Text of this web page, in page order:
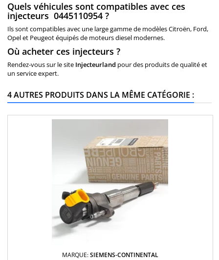
Quels véhicules sont compatibles avec ces
injecteurs 0445110954 ?
Ils sont compatibles avec une large gamme de modèles Citroën, Ford,
Opel et Peugeot équipés de moteurs diesel modernes.
Où acheter ces injecteurs ?
Rendez-vous sur le site Injecteurland pour des produits de qualité et
un service expert.
4 AUTRES PRODUITS DANS LA MÊME CATÉGORIE :
MARQUE:SIEMENS-CONTINENTAL